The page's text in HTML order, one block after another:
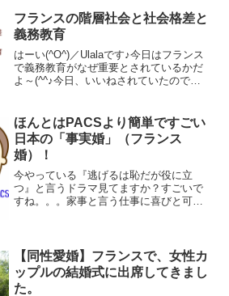
VERLANって、日本語で言えば倒語...
フランスの階層社会と社会格差と
義務教育
はーい(^O^)／Ulalaです♪今日はフランス
で義務教育がなぜ重要とされているかだ
よ～(^^♪今日、いいねされていたので、
びっくりしました。（現在は、１６７０
以上いい...
ほんとはPACSより簡単ですごい
日本の「事実婚」（フランス
婚）！
今やっている『逃げるは恥だが役に立
つ』と言うドラマ見てますか？すごいで
すね。。。家事と言う仕事に喜びと可能
メリットを活用しつつ、「...
【同性愛婚】フランスで、女性カ
ップルの結婚式に出席してきまし
た。